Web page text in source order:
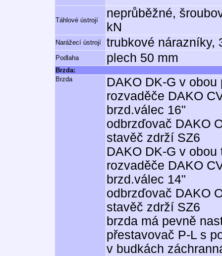
Táhlové ústrojí
neprůběžné,
kN
Narážecí ústrojí trubkové nárazníky,
Podlaha plech 50 mm
Brzda:
Brzda
DAKO DK-G v
rozvaděče DAKO
brzd.válec 16"
odbrzďovač DAKO
stavěč zdrží SZ6
DAKO DK-G v
rozvaděče DAKO
brzd.válec 14"
odbrzďovač DAKO
stavěč zdrží SZ6
brzda má pevně
přestavovač P-L s
v budkách